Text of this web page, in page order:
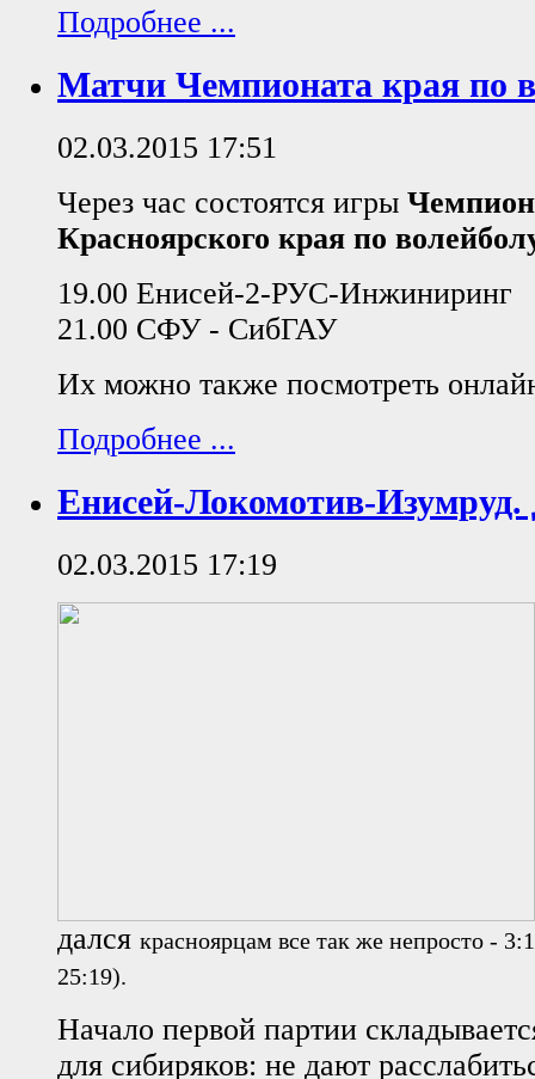
Подробнее ...
Матчи Чемпионата края по
02.03.2015 17:51
Через час состоятся игры
Красноярского края по
19.00 Енисей-2-РУС-Инжиниринг
21.00 СФУ - СибГАУ
Их можно также посмотреть
Подробнее ...
Енисей-Локомотив-Изумруд.
02.03.2015 17:19
дался красноярцам все так же непросто -
25:19).
Начало первой партии
для сибиряков: не дают